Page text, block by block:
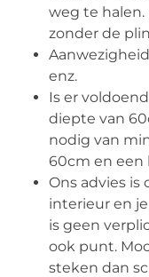
weg te
zonder de
enz.
Is er
diepte van
nodig van
60cm en een
Ons advies is
interieur en
is geen
ook punt.
steken dan